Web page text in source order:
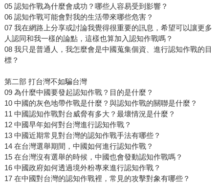
05 認知作戰為什麼會成功？哪些人容易受到影響？
06 認知作戰可能會對我的生活帶來哪些危害？
07 我在網路上分享或討論我覺得很重要的訊息，希望可以讓更多
人認同和我一樣的論點，這樣也算加入認知作戰嗎？
08 我只是普通人，我怎麼會是中國蒐集個資、進行認知作戰的目
標？
第二部 打台灣不如騙台灣
09 為什麼中國要發起認知作戰？目的是什麼？
10 中國的灰色地帶作戰是什麼？與認知作戰的關聯是什麼？
11 中國認知作戰對台威脅有多大？最壞情況是什麼？
12 中國早年如何對台灣進行認知作戰？
13 中國近期常見對台灣的認知作戰手法有哪些？
14 在台灣選舉期間，中國如何進行認知作戰？
15 在台灣沒有選舉的時候，中國也會發動認知作戰嗎？
16 中國政府如何透過境外粉專來進行認知作戰？
17 在中國對台灣的認知作戰裡，常見的攻擊對象有哪些？